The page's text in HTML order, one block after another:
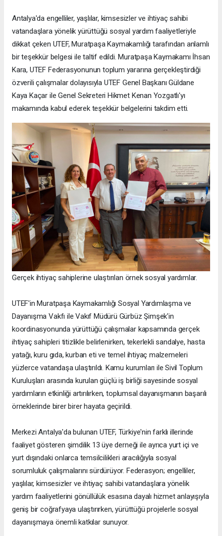
Antalya'da engelliler, yaşlılar, kimsesizler ve ihtiyaç sahibi
vatandaşlara yönelik yürüttüğü sosyal yardım faaliyetleriyle
dikkat çeken UTEF, Muratpaşa Kaymakamlığı tarafından anlamlı
bir teşekkür belgesi ile taltif edildi. Muratpaşa Kaymakamı İhsan
Kara, UTEF Federasyonunun toplum yararına gerçekleştirdiği
özverili çalışmalar dolayısıyla UTEF Genel Başkanı Güldane
Kaya Kaçar ile Genel Sekreteri Hikmet Kenan Yozgatlı'yı
makamında kabul ederek teşekkür belgelerini takdim etti.
Gerçek ihtiyaç sahiplerine ulaştırılan örnek sosyal yardımlar.
UTEF'in Muratpaşa Kaymakamlığı Sosyal Yardımlaşma ve
Dayanışma Vakfı ile Vakıf Müdürü Gürbüz Şimşek'in
koordinasyonunda yürüttüğü çalışmalar kapsamında gerçek
ihtiyaç sahipleri titizlikle belirlenirken, tekerlekli sandalye, hasta
yatağı, kuru gıda, kurban eti ve temel ihtiyaç malzemeleri
yüzlerce vatandaşa ulaştırıldı. Kamu kurumları ile Sivil Toplum
Kuruluşları arasında kurulan güçlü iş birliği sayesinde sosyal
yardımların etkinliği artırılırken, toplumsal dayanışmanın başarılı
örneklerinde birer birer hayata geçirildi.
Merkezi Antalya'da bulunan UTEF, Türkiye'nin farklı illerinde
faaliyet gösteren şimdilik 13 üye derneği ile ayrıca yurt içi ve
yurt dışındaki onlarca temsilcilikleri aracılığıyla sosyal
sorumluluk çalışmalarını sürdürüyor. Federasyon; engelliler,
yaşlılar, kimsesizler ve ihtiyaç sahibi vatandaşlara yönelik
yardım faaliyetlerini gönüllülük esasına dayalı hizmet anlayışıyla
geniş bir coğrafyaya ulaştırırken, yürüttüğü projelerle sosyal
dayanışmaya önemli katkılar sunuyor.